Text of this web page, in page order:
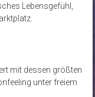
Lebensgefühl,
mit dessen größten
unter freiem